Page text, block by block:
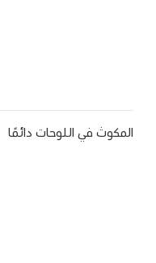
المكوث في اللوحات دائمًا